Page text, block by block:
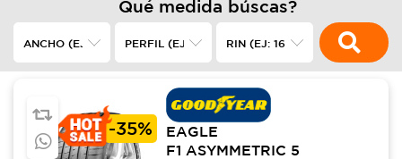
Qué medida búscas?
-35%
EAGLE
F1 ASYMMETRIC 5